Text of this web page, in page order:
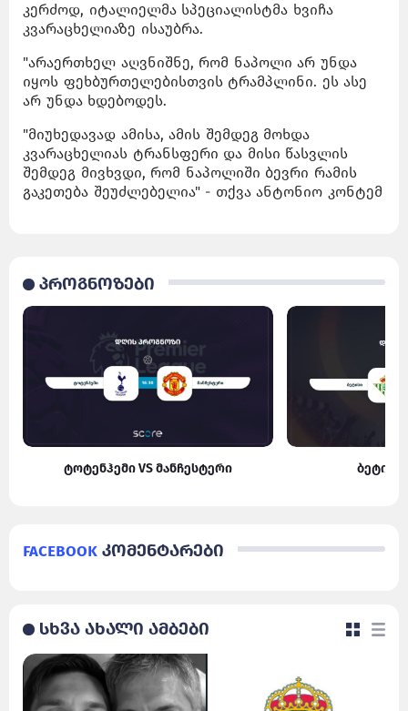
კერძოდ, იტალიელმა სპეციალისტმა ხვიჩა
კვარაცხელიაზე ისაუბრა.
"არაერთხელ აღვნიშნე, რომ ნაპოლი არ უნდა
იყოს ფეხბურთელებისთვის ტრამპლინი. ეს ასე
არ უნდა ხდებოდეს.
"მიუხედავად ამისა, ამის შემდეგ მოხდა
კვარაცხელიას ტრანსფერი და მისი წასვლის
შემდეგ მივხვდი, რომ ნაპოლიში ბევრი რამის
გაკეთება შეუძლებელია" - თქვა ანტონიო კონტემ
პროგნოზები
ტოტენჰემი VS მანჩესტერი ბეტისი
Facebook კომენტარები
სხვა ახალი ამბები